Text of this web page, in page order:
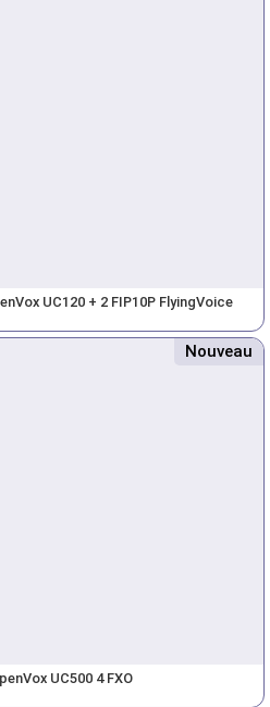
UC120 + 2 FIP10P FlyingVoice
Nouveau
UC500 4 FXO